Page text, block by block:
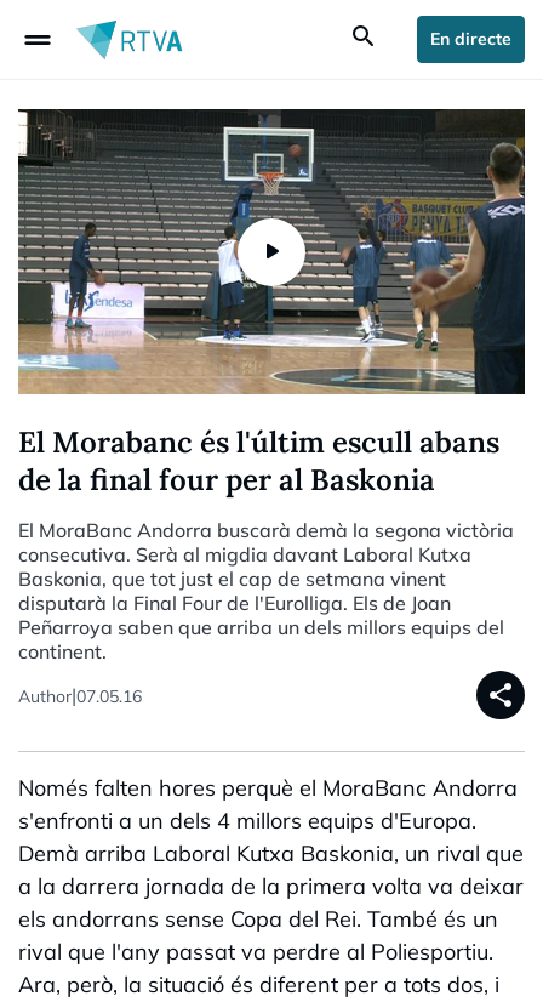
drag_handle search En directe
El Morabanc és l'últim escull abans
de la final four per al Baskonia
El MoraBanc Andorra buscarà demà la segona victòria
consecutiva. Serà al migdia davant Laboral Kutxa
Baskonia, que tot just el cap de setmana vinent
disputarà la Final Four de l'Eurolliga. Els de Joan
Peñarroya saben que arriba un dels millors equips del
continent.
Author|07.05.16 share
Només falten hores perquè el MoraBanc Andorra
s'enfronti a un dels 4 millors equips d'Europa.
Demà arriba Laboral Kutxa Baskonia, un rival que
a la darrera jornada de la primera volta va deixar
els andorrans sense Copa del Rei. També és un
rival que l'any passat va perdre al Poliesportiu.
Ara, però, la situació és diferent per a tots dos, i